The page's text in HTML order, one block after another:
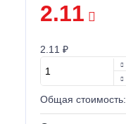
2.11
2.11 ₽
Общая стоимость: